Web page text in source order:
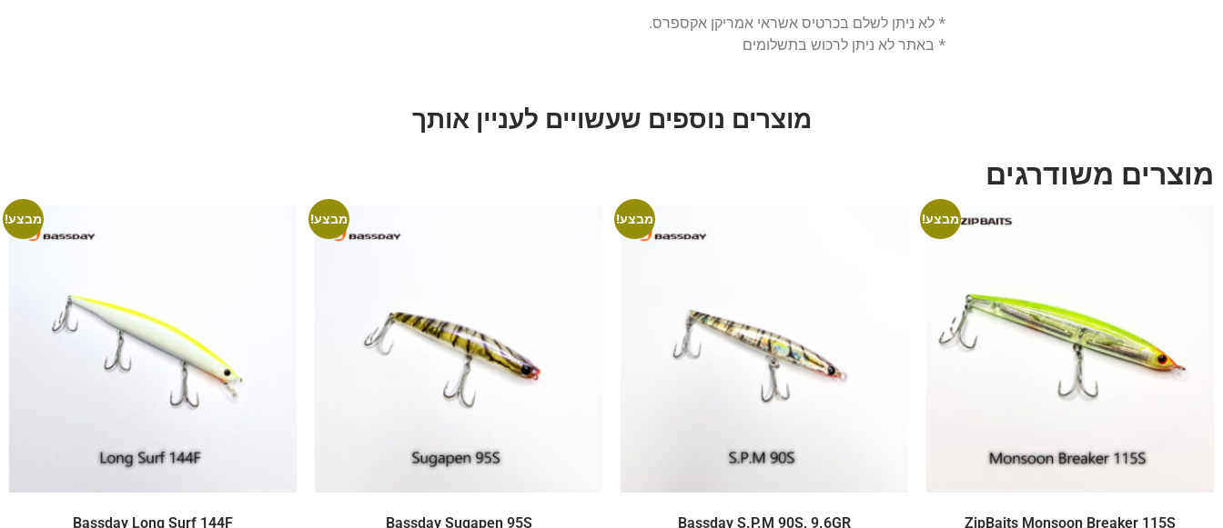
* לא ניתן לשלם בכרטיס אשראי אמריקן אקספרס.
* באתר לא ניתן לרכוש בתשלומים
מוצרים נוספים שעשויים לעניין אותך
מוצרים משודרגים
מבצע!
ZipBaits Monsoon Breaker 115S
מבצע!
Bassday S.P.M 90S, 9.6GR
מבצע!
Bassday Sugapen 95S
מבצע!
Bassday Long Surf 144F